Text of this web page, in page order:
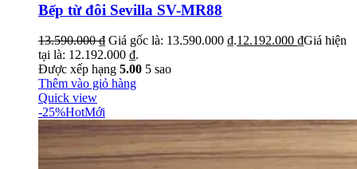
Bếp từ đôi Sevilla SV-MR88
13.590.000₫ Giá gốc là: 13.590.000 ₫.12.192.000 ₫Giá hiện
tại là: 12.192.000 ₫.
Được xếp hạng 5.00 5 sao
Thêm vào giỏ hàng
Quick view
-25%HotMới